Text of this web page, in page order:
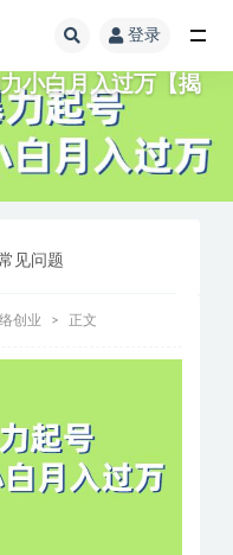
登录
小白月入过万【揭
见问题
创业 正文